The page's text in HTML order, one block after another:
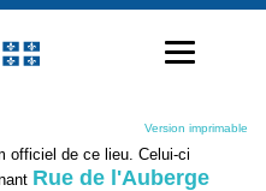
Version imprimable
officiel de ce lieu. Celui-ci
Rue de l'Auberge